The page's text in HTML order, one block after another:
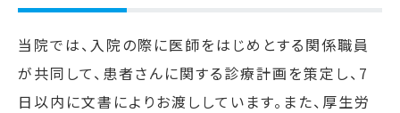
当院では、入院の際に医師をはじめとする関係職員
が共同して、患者さんに関する診療計画を策定し、 7
日以内に文書によりお渡ししています。また、厚生労